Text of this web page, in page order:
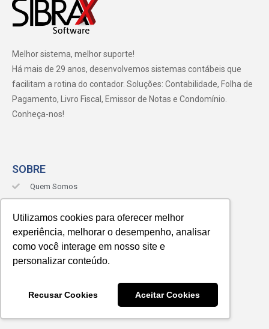
Utilizamos cookies para oferecer melhor
experiência, melhorar o desempenho, analisar
como você interage em nosso site e
personalizar conteúdo.
Recusar Cookies Aceitar Cookies
Melhor sistema, melhor suporte!
Há mais de 29 anos, desenvolvemos sistemas contábeis que
facilitam a rotina do contador. Soluções: Contabilidade, Folha de
Pagamento, Livro Fiscal, Emissor de Notas e Condomínio.
Conheça-nos!
SOBRE
Quem Somos
Blog
Materiais
Contato
Suporte
Pacote Contábil